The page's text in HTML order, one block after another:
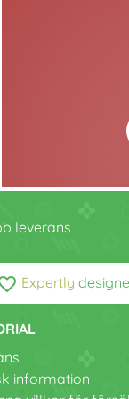
leverans
Expertly
information